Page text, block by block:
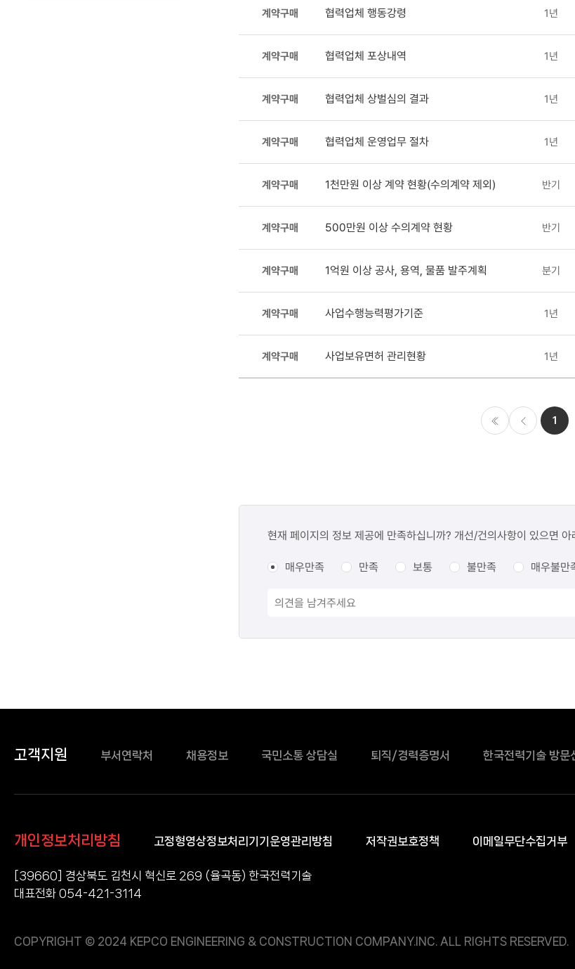
공표목록,
공표주기,
공표시기,
정보확인
으로
계약구매 협력업체 행동강령 1년
계약구매 협력업체 포상내역 1년
계약구매 협력업체 상벌심의 결과 1년
계약구매 협력업체 운영업무 절차 1년
계약구매 1천만원 이상 계약 현황(수의계약 제외) 반기
계약구매 500만원 이상 수의계약 현황 반기
계약구매 1억원 이상 공사, 용역, 물품 발주계획 분기
계약구매 사업수행능력평가기준 1년
계약구매 사업보유면허 관리현황 1년
1
만족도현재 페이지의 정보 제공에 만족하십니까? 개선/건의사항이 있으면
매우만족 만족 보통 불만족 매우불만
고객지원 부서연락처 채용정보 국민소통 상담실 퇴직/경력증명서 한국전력기술 방문
개인정보처리방침 고정형영상정보처리기기운영관리방침 저작권보호정책 이메일무단수집거부
[39660] 경상북도 김천시 혁신로 269 (율곡동) 한국전력기술
대표전화 054-421-3114
COPYRIGHT © 2024 KEPCO ENGINEERING & CONSTRUCTION COMPANY.INC. ALL RIGHTS RESERVED.